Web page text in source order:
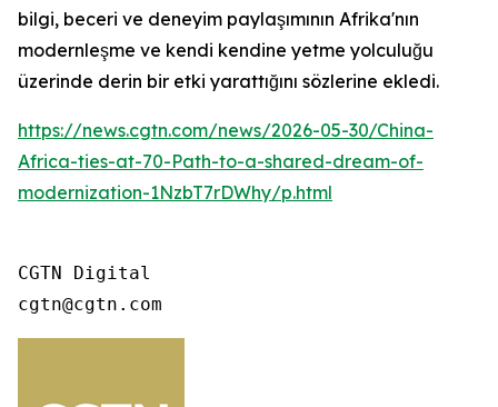
bilgi, beceri ve deneyim paylaşımının Afrika'nın
modernleşme ve kendi kendine yetme yolculuğu
üzerinde derin bir etki yarattığını sözlerine ekledi.
https://news.cgtn.com/news/2026-05-30/China-
Africa-ties-at-70-Path-to-a-shared-dream-of-
modernization-1NzbT7rDWhy/p.html
CGTN Digital
cgtn@cgtn.com